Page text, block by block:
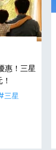
惠！三星
三星